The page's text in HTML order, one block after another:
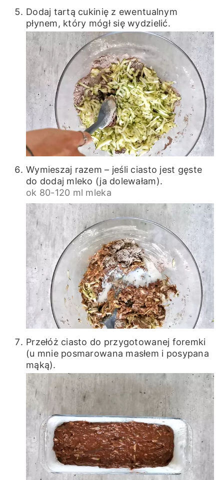
Dodaj tartą cukinię z ewentualnym
płynem, który mógł się wydzielić.
Wymieszaj razem – jeśli ciasto jest gęste
do dodaj mleko (ja dolewałam).
ok 80-120 ml mleka
Przełóż ciasto do przygotowanej foremki
(u mnie posmarowana masłem i posypana
mąką).